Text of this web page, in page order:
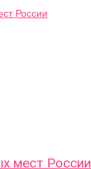
мест России